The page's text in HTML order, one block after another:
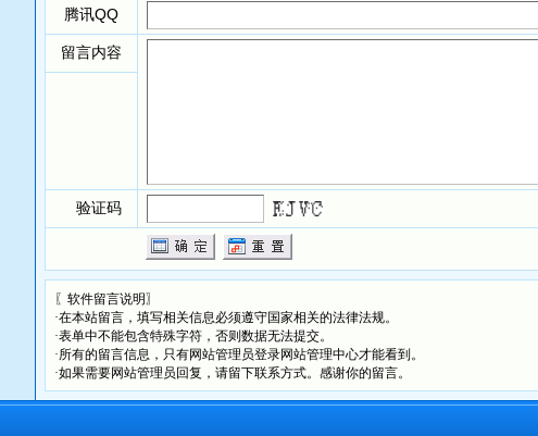
腾讯QQ
留言内容
验证码
〖软件留言说明〗
·在本站留言，填写相关信息必须遵守国家相关的法律法规。
·表单中不能包含特殊字符，否则数据无法提交。
·所有的留言信息，只有网站管理员登录网站管理中心才能看到。
·如果需要网站管理员回复，请留下联系方式。感谢你的留言。